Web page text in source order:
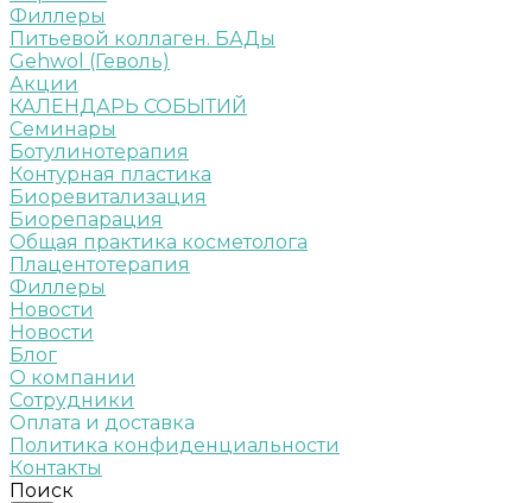
Филлеры
Питьевой коллаген. БАДы
Gehwol (Геволь)
Акции
КАЛЕНДАРЬ СОБЫТИЙ
Семинары
Ботулинотерапия
Контурная пластика
Биоревитализация
Биорепарация
Общая практика косметолога
Плацентотерапия
Филлеры
Новости
Новости
Блог
О компании
Сотрудники
Оплата и доставка
Политика конфиденциальности
Контакты
Поиск